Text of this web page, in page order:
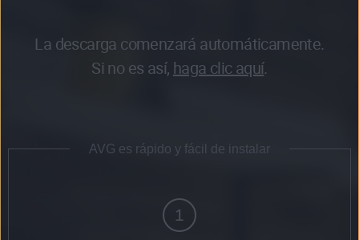
La descarga comenzará automáticamente.
Si no es así, haga clic aquí.
AVG es rápido y fácil de instalar
1